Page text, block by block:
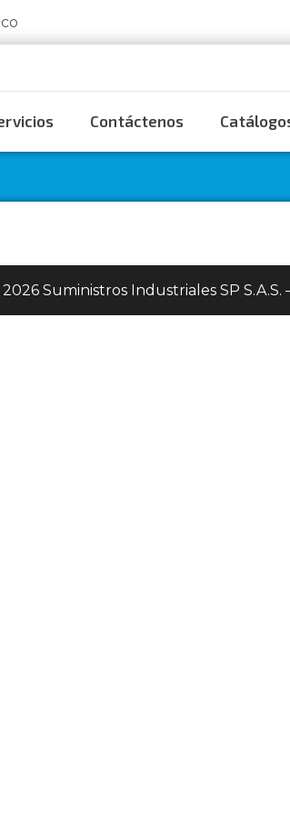
Contáctenos
2026 Suministros Industriales SP S.A.S.